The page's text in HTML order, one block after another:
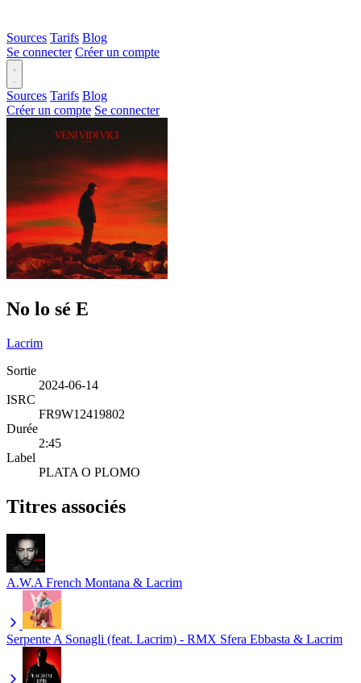
Sources Tarifs Blog
Se connecter Créer un compte
Sources Tarifs Blog
Créer un compte Se connecter
No lo sé E
Lacrim
Sortie
2024-06-14
ISRC
FR9W12419802
Durée
2:45
Label
PLATA O PLOMO
Titres associés
A.W.A French Montana & Lacrim
Serpente A Sonagli (feat. Lacrim) - RMX Sfera Ebbasta & Lacrim